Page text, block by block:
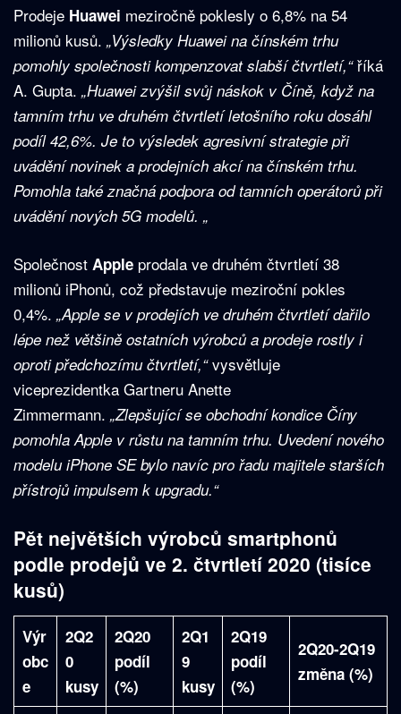
Prodeje Huawei meziročně poklesly o 6,8% na 54
milionů kusů. „Výsledky Huawei na čínském trhu
pomohly společnosti kompenzovat slabší čtvrtletí,“říká
A. Gupta. „Huawei zvýšil svůj náskok v Číně, když na
tamním trhu ve druhém čtvrtletí letošního roku dosáhl
podíl 42,6%. Je to výsledek agresivní strategie při
uvádění novinek a prodejních akcí na čínském trhu.
Pomohla také značná podpora od tamních operátorů při
uvádění nových 5G modelů. „
Společnost Apple prodala ve druhém čtvrtletí 38
milionů iPhonů, což představuje meziroční pokles
0,4%. „Apple se v prodejích ve druhém čtvrtletí dařilo
lépe než většině ostatních výrobců a prodeje rostly i
oproti předchozímu čtvrtletí,“vysvětluje
viceprezidentka Gartneru Anette
Zimmermann. „Zlepšující se obchodní kondice Číny
pomohla Apple v růstu na tamním trhu. Uvedení nového
modelu iPhone SE bylo navíc pro řadu majitele starších
přístrojů impulsem k upgradu.“
Pět největších výrobců smartphonů
podle prodejů ve 2. čtvrtletí 2020 (tisíce
kusů)
Výr
obc
e
2Q2
0
kusy
2Q20
podíl
(%)
2Q1
9
kusy
2Q19
podíl
(%)
2Q20-2Q19
změna (%)